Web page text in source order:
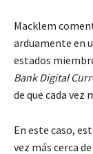
Macklem
arduamente en
estados
Bank Digital
de que cada
En este caso,
vez más cerca